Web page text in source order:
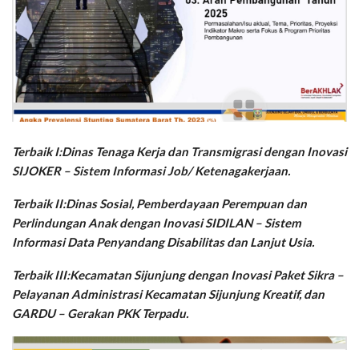
Terbaik I:​Dinas Tenaga Kerja dan Transmigrasi dengan Inovasi
SIJOKER – Sistem Informasi Job/ Ketenagakerjaan.
Terbaik II:​Dinas Sosial, Pemberdayaan Perempuan dan
Perlindungan Anak dengan Inovasi SIDILAN – Sistem
Informasi Data Penyandang Disabilitas dan Lanjut Usia.
Terbaik III:​Kecamatan Sijunjung dengan Inovasi Paket Sikra –
Pelayanan Administrasi Kecamatan Sijunjung Kreatif, dan
GARDU – Gerakan PKK Terpadu.